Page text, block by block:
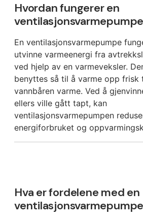
Hvordan fungerer en
En ventilasjonsvarmepumpe
utvinne varmeenergi fra
ved hjelp av en varmeveksler.
benyttes så til å varme opp
vannbåren varme. Ved å
ellers ville gått tapt, kan
ventilasjonsvarmepumpen
energiforbruket og
Hva er fordelene med en